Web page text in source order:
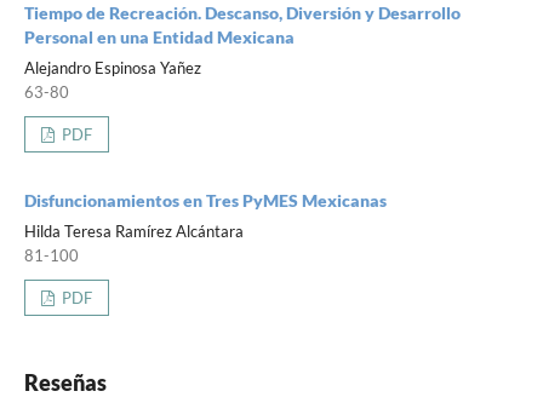
Tiempo de Recreación. Descanso, Diversión y Desarrollo
Personal en una Entidad Mexicana
Alejandro Espinosa Yañez
63-80
PDF
Disfuncionamientos en Tres PyMES Mexicanas
Hilda Teresa Ramírez Alcántara
81-100
PDF
Reseñas